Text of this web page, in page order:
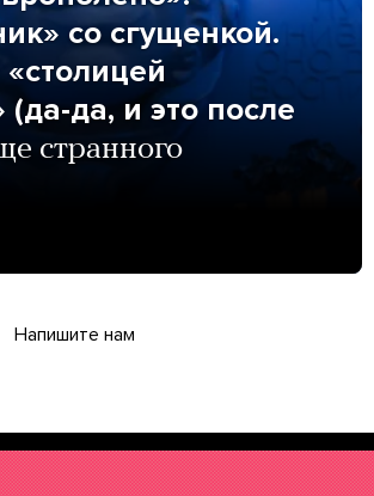
со сгущенкой.
да, и это после
странного
Напишите нам